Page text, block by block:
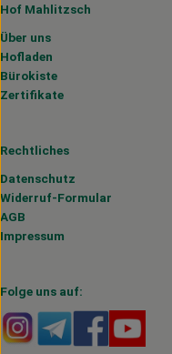
Hof Mahlitzsch
Über uns
Hofladen
Bürokiste
Zertifikate
Rechtliches
Datenschutz
Widerruf-Formular
AGB
Impressum
Folge uns auf:
Externer Link zu
Externer Link